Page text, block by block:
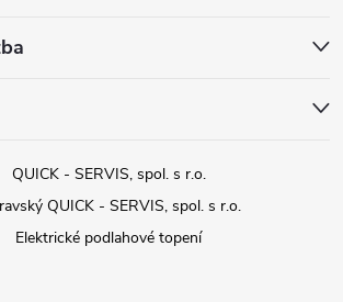
QUICK - SERVIS, spol. s r.o.
QUICK - SERVIS, spol. s r.o.
Elektrické podlahové topení